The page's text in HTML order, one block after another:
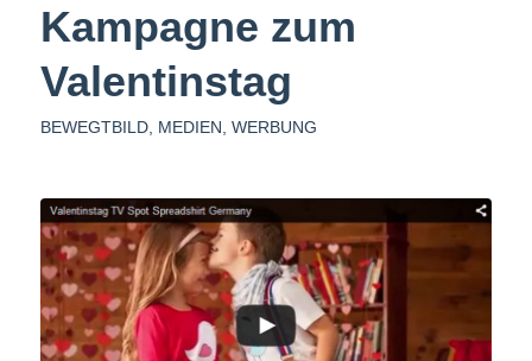
Kampagne zum
Valentinstag
BEWEGTBILD, MEDIEN WERBUNG